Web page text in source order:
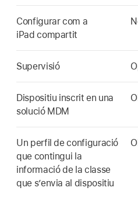
Configurar com a
iPad compartit
Supervisió
Dispositiu inscrit en una
solució MDM
Un perfil de configuració
que contingui la
informació de la classe
que s’envia al dispositiu